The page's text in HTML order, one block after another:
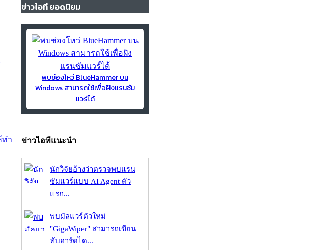
ข่าวไอที ยอดนิยม
พบช่องโหว่ BlueHammer บน
Windows สามารถใช้เพื่อฝังแรนซัม
แวร์ได้
ข่าวไอทีแนะนำ
นักวิจัยอ้างว่าตรวจพบแรน
ซัมแวร์แบบ AI Agent ตัว
แรก...
พบมัลแวร์ตัวใหม่
"GigaWiper" สามารถเขียน
ทับฮาร์ดได...